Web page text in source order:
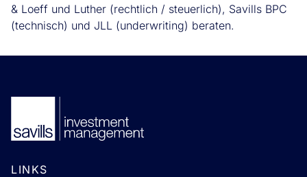
& Loeff und Luther (rechtlich / steuerlich), Savills BPC
(technisch) und JLL (underwriting) beraten.
LINKS